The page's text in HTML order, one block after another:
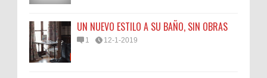
UN NUEVO ESTILO A SU BAÑO, SIN OBRAS
1 12-1-2019